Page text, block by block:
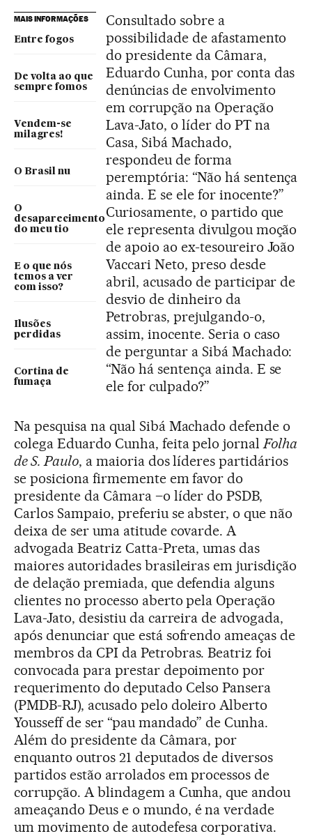
MAIS INFORMAÇÕES
Entre fogos
De volta ao que
sempre fomos
Vendem-se
milagres!
O Brasil nu
O
desaparecimento
do meu tio
E o que nós
temos a ver
com isso?
Ilusões
perdidas
Cortina de
fumaça
Consultado sobre a
possibilidade de afastamento
do presidente da Câmara,
Eduardo Cunha, por conta das
denúncias de envolvimento
em corrupção na Operação
Lava-Jato, o líder do PT na
Casa, Sibá Machado,
respondeu de forma
peremptória: “Não há sentença
ainda. E se ele for inocente?”
Curiosamente, o partido que
ele representa divulgou moção
de apoio ao ex-tesoureiro João
Vaccari Neto, preso desde
abril, acusado de participar de
desvio de dinheiro da
Petrobras, prejulgando-o,
assim, inocente. Seria o caso
de perguntar a Sibá Machado:
“Não há sentença ainda. E se
ele for culpado?”
Na pesquisa na qual Sibá Machado defende o
colega Eduardo Cunha, feita pelo jornalFolha
de S. Paulo, a maioria dos líderes partidários
se posiciona firmemente em favor do
presidente da Câmara –o líder do PSDB,
Carlos Sampaio, preferiu se abster, o que não
deixa de ser uma atitude covarde. A
advogada Beatriz Catta-Preta, umas das
maiores autoridades brasileiras em jurisdição
de delação premiada, que defendia alguns
clientes no processo aberto pela Operação
Lava-Jato, desistiu da carreira de advogada,
após denunciar que está sofrendo ameaças de
membros da CPI da Petrobras. Beatriz foi
convocada para prestar depoimento por
requerimento do deputado Celso Pansera
(PMDB-RJ), acusado pelo doleiro Alberto
Yousseff de ser “pau mandado” de Cunha.
Além do presidente da Câmara, por
enquanto outros 21 deputados de diversos
partidos estão arrolados em processos de
corrupção. A blindagem a Cunha, que andou
ameaçando Deus e o mundo, é na verdade
um movimento de autodefesa corporativa.